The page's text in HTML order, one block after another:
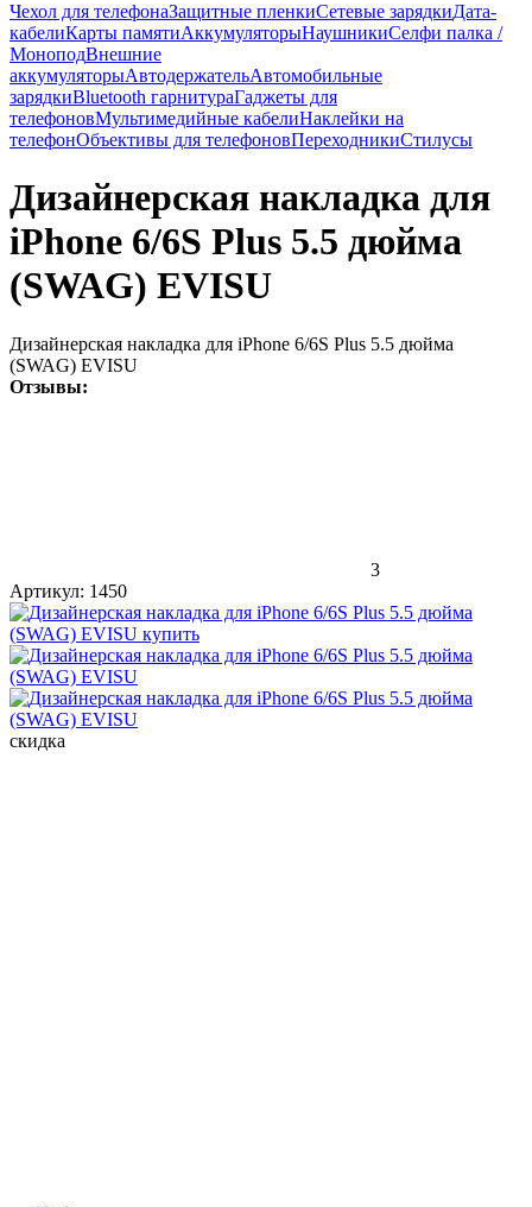
Чехол для телефонаЗащитные пленкиСетевые зарядкиДата-
кабелиКарты памятиАккумуляторыНаушникиСелфи палка /
МоноподВнешние
аккумуляторыАвтодержательАвтомобильные
зарядкиBluetooth гарнитураГаджеты для
телефоновМультимедийные кабелиНаклейки на
телефонОбъективы для телефоновПереходникиСтилусы
Дизайнерская накладка для
iPhone 6/6S Plus 5.5 дюйма
(SWAG) EVISU
Дизайнерская накладка для iPhone 6/6S Plus 5.5 дюйма
(SWAG) EVISU
Отзывы:
3
Артикул: 1450
скидка